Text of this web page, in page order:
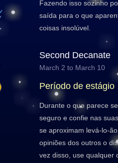
Fazendo isso sozinho
saída para o que
coisas insolúvel.
Second Decanate
March 2 to March 10
Período de estágio
Durante o que parece
seguro e confie nas
se aproximam levá-lo-
opiniões dos outros o
vez disso, use qualquer